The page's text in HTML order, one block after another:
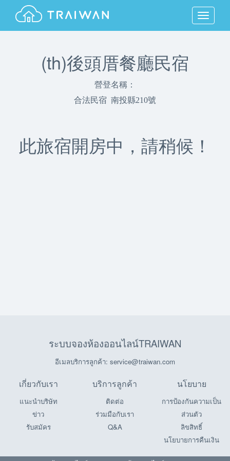
MENU
(th)後頭厝餐廳民宿
營登名稱：
合法民宿 南投縣210號
此旅宿開房中，請稍候！
ระบบจองห้องออนไลน์TRAIWAN
อีเมลบริการลูกค้า: service@traiwan.com
เกี่ยวกับเรา
แนะนำบริษัท
ข่าว
รับสมัคร
บริการลูกค้า
ติดต่อ
ร่วมมือกับเรา
Q&A
นโยบาย
การป้องกันความเป็น
ส่วนตัว
ลิขสิทธิ์
นโยบายการคืนเงิน